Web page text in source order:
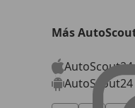
Más